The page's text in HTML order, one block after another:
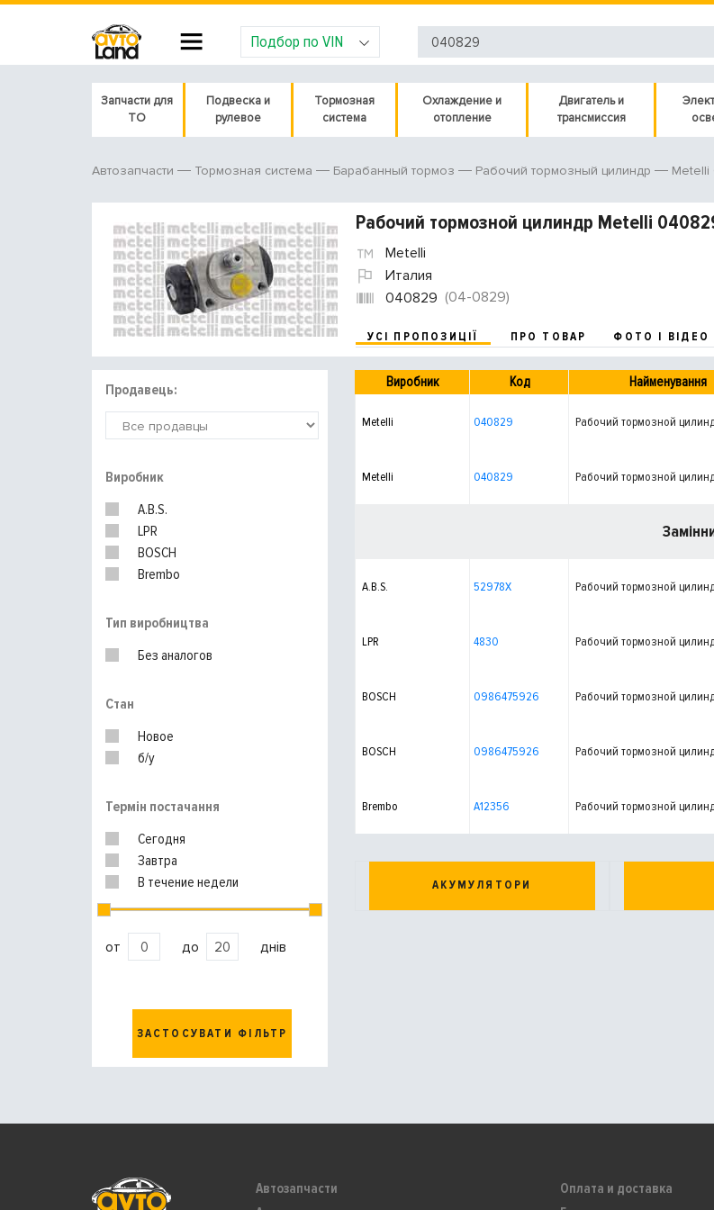
Подбор по VIN
Запчасти для
ТО
Подвеска и
рулевое
Тормозная
система
Охлаждение и
отопление
Двигатель и
трансмиссия
Автозапчасти Тормозная система Барабанный тормоз Рабочий тормозный цилиндр
Рабочий тормозной цилиндр Metelli
Metelli
Италия
040829 (04-0829)
УСІ ПРОПОЗИЦІЇ ПРО ТОВАР ФОТО І ВІДЕО
Продавець:
Виробник
A.B.S.
LPR
BOSCH
Brembo
Тип виробництва
Без аналогов
Стан
Новое
б/у
Термін постачання
Сегодня
Завтра
В течение недели
от до днів
ЗАСТОСУВАТИ ФІЛЬТР
Виробник Код Найменування
Metelli 040829 Рабочий тормозной
Metelli 040829 Рабочий тормозной
A.B.S. 52978X Рабочий тормозной
LPR 4830 Рабочий тормозной
BOSCH 0986475926 Рабочий тормозной
BOSCH 0986475926 Рабочий тормозной
Brembo A12356 Рабочий тормозной
АКУМУЛЯТОРИ
Автозапчасти
Оплата и доставка